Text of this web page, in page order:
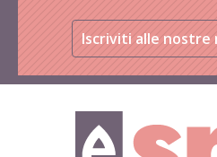
Iscriviti alle